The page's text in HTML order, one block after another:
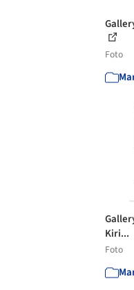
Foto
Kiri...
Foto